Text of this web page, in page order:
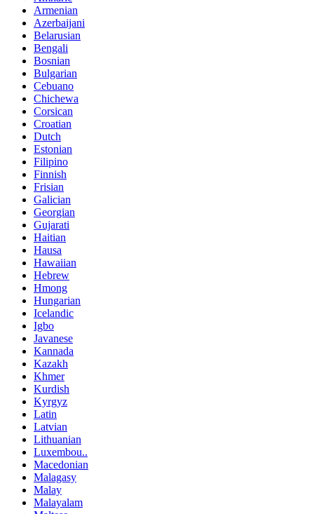
Armenian
Azerbaijani
Belarusian
Bengali
Bosnian
Bulgarian
Cebuano
Chichewa
Corsican
Croatian
Dutch
Estonian
Filipino
Finnish
Frisian
Galician
Georgian
Gujarati
Haitian
Hausa
Hawaiian
Hebrew
Hmong
Hungarian
Icelandic
Igbo
Javanese
Kannada
Kazakh
Khmer
Kurdish
Kyrgyz
Latin
Latvian
Lithuanian
Luxembou..
Macedonian
Malagasy
Malay
Malayalam